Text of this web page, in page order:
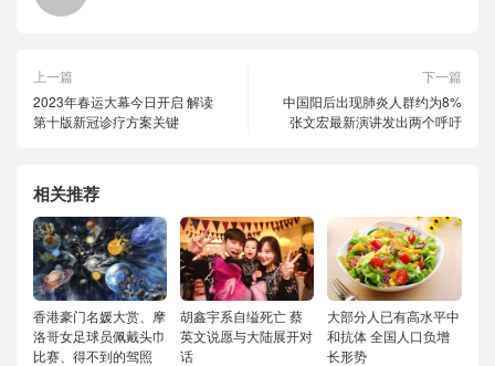
上一篇
2023年春运大幕今日开启 解读
第十版新冠诊疗方案关键
下一篇
中国阳后出现肺炎人群约为8%
张文宏最新演讲发出两个呼吁
相关推荐
香港豪门名媛大赏、摩
洛哥女足球员佩戴头巾
比赛、得不到的驾照
胡鑫宇系自缢死亡 蔡
英文说愿与大陆展开对
话
大部分人已有高水平中
和抗体 全国人口负增
长形势